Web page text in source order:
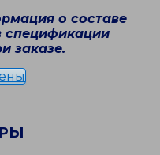
о составе
спецификации
заказе.